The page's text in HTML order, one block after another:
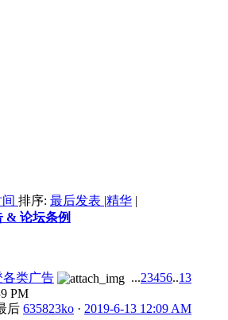
排序: 最后发表 |精华 |
& 论坛条例
各类广告 ...23456..13
PM
后 635823ko · 2019-6-13 12:09 AM